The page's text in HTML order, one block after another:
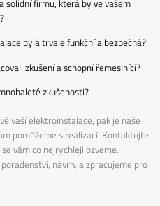
solidní firmu, která by ve vašem
byla trvale funkční a bezpečná?
zkušení a schopní řemeslníci?
zkušenosti?
vaší elektroinstalace, pak je naše
pomůžeme s realizací. Kontaktujte
vám co nejrychleji ozveme.
návrh, a zpracujeme pro